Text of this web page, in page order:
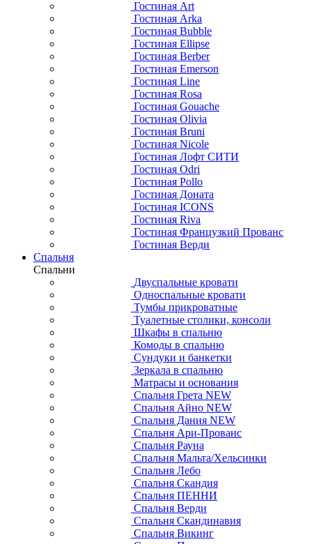
Гостиная Art
Гостиная Arka
Гостиная Bubble
Гостиная Ellipse
Гостиная Berber
Гостиная Emerson
Гостиная Line
Гостиная Rosa
Гостиная Gouache
Гостиная Olivia
Гостиная Bruni
Гостиная Nicole
Гостиная Лофт СИТИ
Гостиная Odri
Гостиная Pollo
Гостиная Доната
Гостиная ICONS
Гостиная Riva
Гостиная Французкий Прованс
Гостиная Верди
Спальня
Спальни
Двуспальные кровати
Односпальные кровати
Тумбы прикроватные
Туалетные столики, консоли
Шкафы в спальню
Комоды в спальню
Сундуки и банкетки
Зеркала в спальню
Матрасы и основания
Спальня Грета NEW
Спальня Айно NEW
Спальня Дания NEW
Спальня Ари-Прованс
Спальня Рауна
Спальня Мальта/Хельсинки
Спальня Лебо
Спальня Скандия
Спальня ПЕННИ
Спальня Верди
Спальня Скандинавия
Спальня Викинг